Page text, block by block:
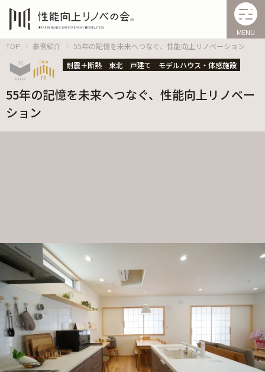
MENU
TOP 事例紹介
55年の記憶を未来へつなぐ、性能向上リノベーション
耐震＋断熱
東北 戸建て モデルハウス・体感施設
55年の記憶を未来へつなぐ、性能向上リノベー
ション